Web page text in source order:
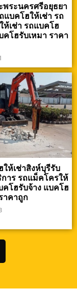
พระนครศรีอยุธยา
แบคโฮให้เช่า รถ
ห้เช่า รถแบคโฮ
คโฮรับเหมา ราคา
ห้เช่าสิงห์บุรีรับ
าร รถแม็คโครให้
คโฮรับจ้าง แบคโฮ
าคาถูก